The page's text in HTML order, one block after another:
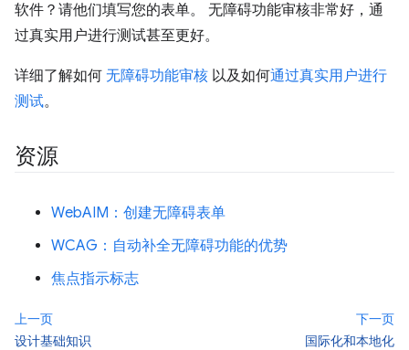
软件？请他们填写您的表单。 无障碍功能审核非常好，通
过真实用户进行测试甚至更好。
详细了解如何 无障碍功能审核 以及如何通过真实用户进行
测试。
资源
WebAIM：创建无障碍表单
WCAG：自动补全无障碍功能的优势
焦点指示标志
上一页
设计基础知识
下一页
国际化和本地化